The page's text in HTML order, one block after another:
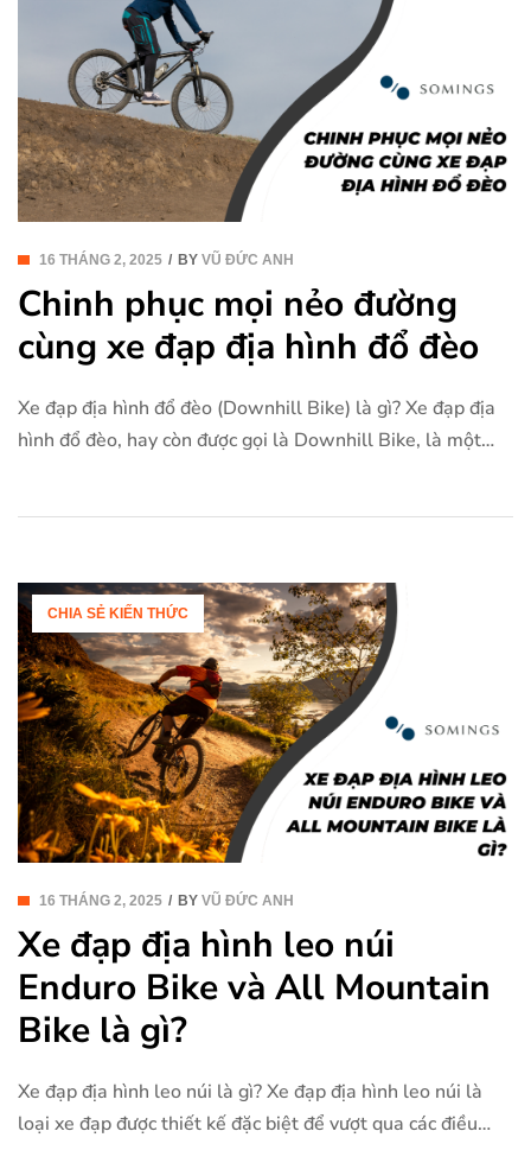
16 THÁNG 2, 2025 BY VŨ ĐỨC ANH
Chinh phục mọi nẻo đường
cùng xe đạp địa hình đổ đèo
Xe đạp địa hình đổ đèo (Downhill Bike) là gì? Xe đạp địa
hình đổ đèo, hay còn được gọi là Downhill Bike, là một
CHIA SẺ KIẾN THỨC
16 THÁNG 2, 2025 BY VŨ ĐỨC ANH
Xe đạp địa hình leo núi
Enduro Bike và All Mountain
Bike là gì?
Xe đạp địa hình leo núi là gì? Xe đạp địa hình leo núi là
loại xe đạp được thiết kế đặc biệt để vượt qua các điều